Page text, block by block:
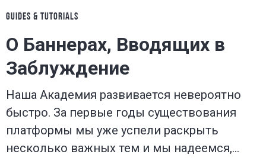
GUIDES & TUTORIALS
О Баннерах, Вводящих в
Заблуждение
Наша Академия развивается невероятно
быстро. За первые годы существования
платформы мы уже успели раскрыть
несколько важных тем и мы надеемся,…